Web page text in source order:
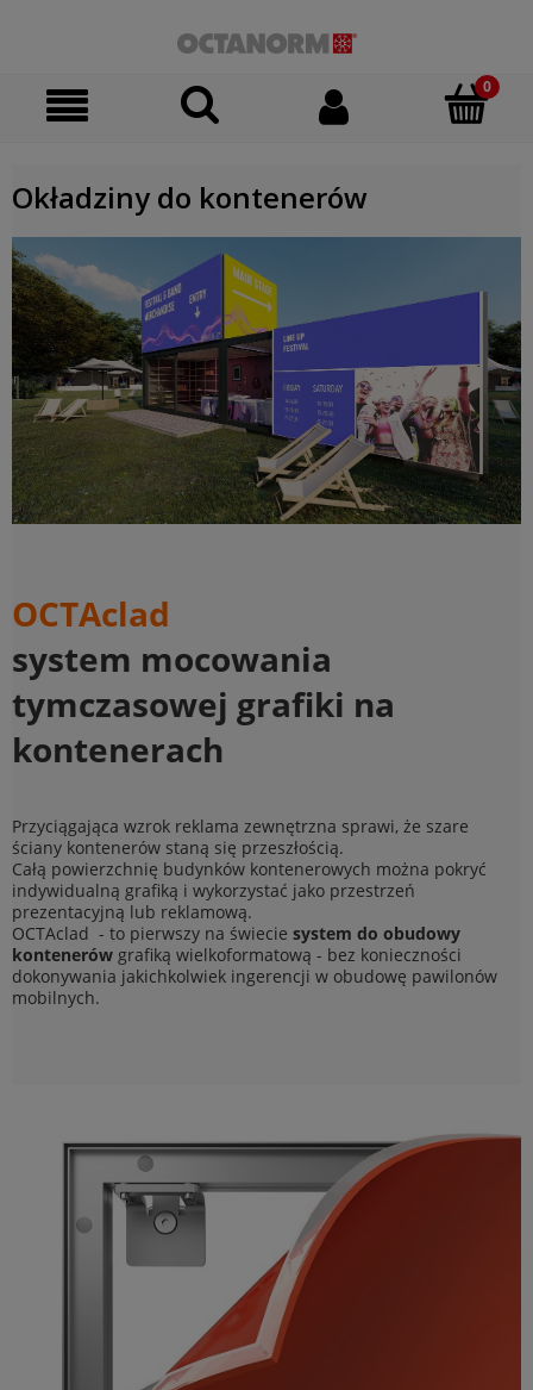
Okładziny do kontenerów
OCTAclad
system mocowania
tymczasowej grafiki na
kontenerach
Przyciągająca wzrok reklama zewnętrzna sprawi, że szare
ściany kontenerów staną się przeszłością.
Całą powierzchnię budynków kontenerowych można pokryć
indywidualną grafiką i wykorzystać jako przestrzeń
prezentacyjną lub reklamową.
OCTAclad - to pierwszy na świecie system do obudowy
kontenerów grafiką wielkoformatową - bez konieczności
dokonywania jakichkolwiek ingerencji w obudowę pawilonów
mobilnych.